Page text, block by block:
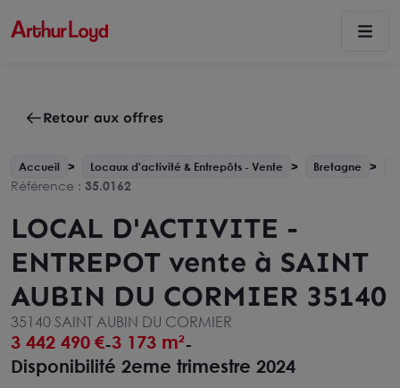
Retour aux offres
Accueil Locaux d'activité & Entrepôts - Vente Bretagne
Référence : 35.0162
LOCAL D'ACTIVITE -
ENTREPOT vente à SAINT
AUBIN DU CORMIER 35140
35140 SAINT AUBIN DU CORMIER
3 442 490 €-3 173 m²-
Disponibilité 2eme trimestre 2024